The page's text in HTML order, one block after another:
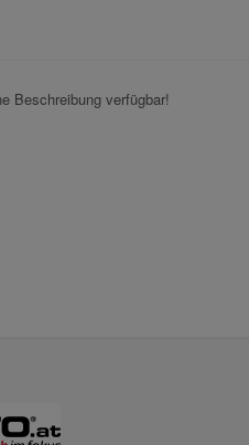
Beschreibung verfügbar!